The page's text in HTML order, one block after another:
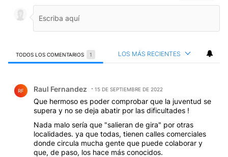
TODOS LOS COMENTARIOS 1 LOS MÁS RECIENTES
RF Raul Fernandez 15 DE SEPTIEMBRE DE 2022
Que hermoso es poder comprobar que la juventud se
supera y no se deja abatir por las dificultades !
Nada malo sería que "salieran de gira" por otras
localidades. ya que todas, tienen calles comerciales
donde circula mucha gente que puede colaborar y
que, de paso, los hace más conocidos.